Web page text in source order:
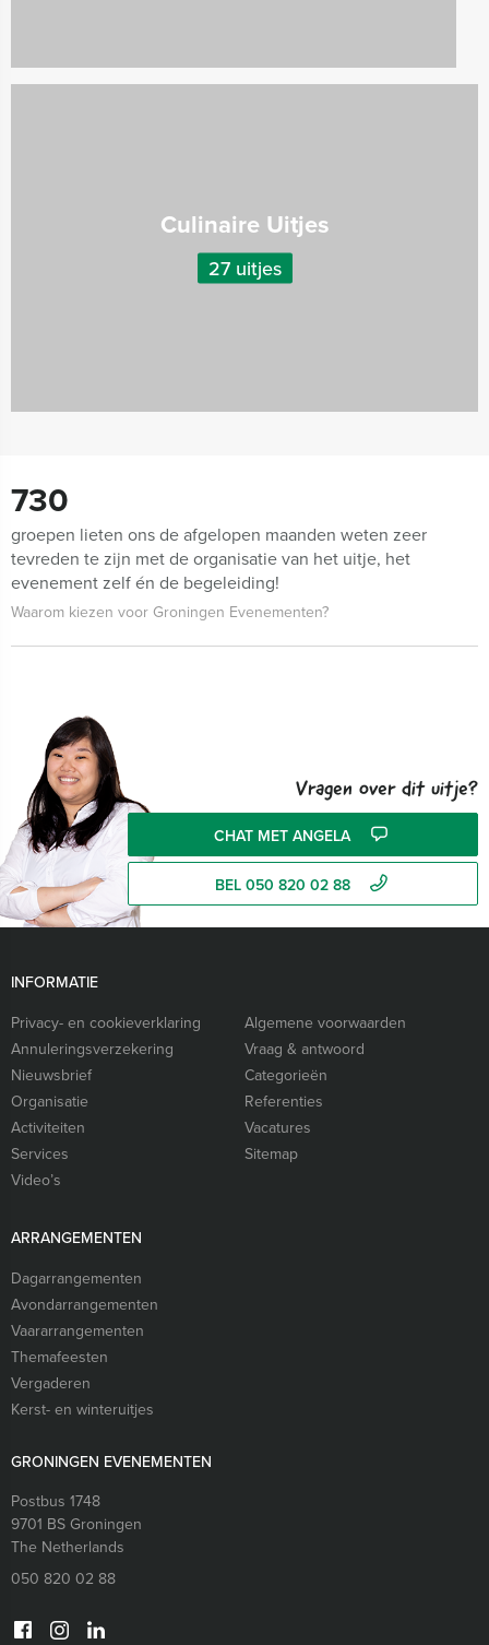
Culinaire Uitjes
27 uitjes
730
groepen lieten ons de afgelopen maanden weten zeer
tevreden te zijn met de organisatie van het uitje, het
evenement zelf én de begeleiding!
Waarom kiezen voor Groningen Evenementen?
Vragen over dit uitje?
CHAT MET ANGELA
BEL 050 820 02 88
INFORMATIE
Privacy- en cookieverklaring
Algemene voorwaarden
Annuleringsverzekering
Vraag & antwoord
Nieuwsbrief
Categorieën
Organisatie
Referenties
Activiteiten
Vacatures
Services
Sitemap
Video’s
ARRANGEMENTEN
Dagarrangementen
Avondarrangementen
Vaararrangementen
Themafeesten
Vergaderen
Kerst- en winteruitjes
GRONINGEN EVENEMENTEN
Postbus 1748
9701 BSGroningen
The Netherlands
050 820 02 88